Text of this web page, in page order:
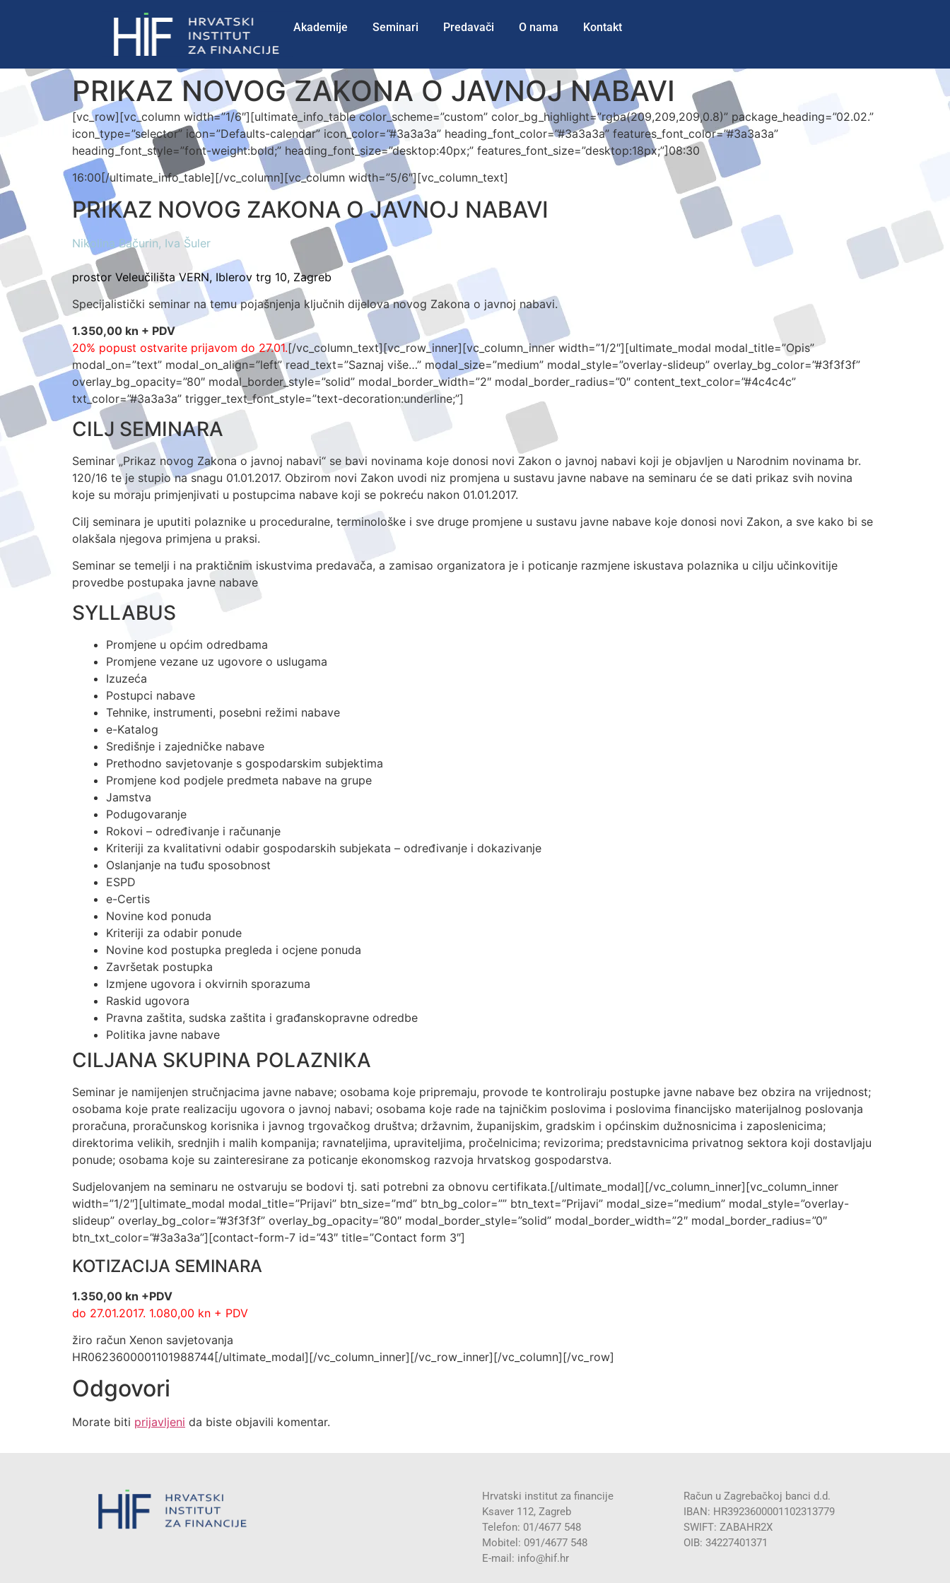
Akademije Seminari Predavači O nama Kontakt
PRIKAZ NOVOG ZAKONA O JAVNOJ NABAVI
[vc_row][vc_column width=”1/6″][ultimate_info_table color_scheme=”custom” color_bg_highlight=”rgba(209,209,209,0.8)” package_heading=”02.02.”
icon_type=”selector” icon=”Defaults-calendar” icon_color=”#3a3a3a” heading_font_color=”#3a3a3a” features_font_color=”#3a3a3a”
heading_font_style=”font-weight:bold;” heading_font_size=”desktop:40px;” features_font_size=”desktop:18px;”]08:30
16:00[/ultimate_info_table][/vc_column][vc_column width=”5/6″][vc_column_text]
PRIKAZ NOVOG ZAKONA O JAVNOJ NABAVI
Nikolina Bačurin, Iva Šuler
prostor Veleučilišta VERN, Iblerov trg 10, Zagreb
Specijalistički seminar na temu pojašnjenja ključnih dijelova novog Zakona o javnoj nabavi.
1.350,00 kn + PDV
20% popust ostvarite prijavom do 27.01.[/vc_column_text][vc_row_inner][vc_column_inner width=”1/2″][ultimate_modal modal_title=”Opis”
modal_on=”text” modal_on_align=”left” read_text=”Saznaj više…” modal_size=”medium” modal_style=”overlay-slideup” overlay_bg_color=”#3f3f3f”
overlay_bg_opacity=”80″ modal_border_style=”solid” modal_border_width=”2″ modal_border_radius=”0″ content_text_color=”#4c4c4c”
txt_color=”#3a3a3a” trigger_text_font_style=”text-decoration:underline;”]
CILJ SEMINARA
Seminar „Prikaz novog Zakona o javnoj nabavi“ se bavi novinama koje donosi novi Zakon o javnoj nabavi koji je objavljen u Narodnim novinama br.
120/16 te je stupio na snagu 01.01.2017. Obzirom novi Zakon uvodi niz promjena u sustavu javne nabave na seminaru će se dati prikaz svih novina
koje su moraju primjenjivati u postupcima nabave koji se pokreću nakon 01.01.2017.
Cilj seminara je uputiti polaznike u proceduralne, terminološke i sve druge promjene u sustavu javne nabave koje donosi novi Zakon, a sve kako bi se
olakšala njegova primjena u praksi.
Seminar se temelji i na praktičnim iskustvima predavača, a zamisao organizatora je i poticanje razmjene iskustava polaznika u cilju učinkovitije
provedbe postupaka javne nabave
SYLLABUS
Promjene u općim odredbama
Promjene vezane uz ugovore o uslugama
Izuzeća
Postupci nabave
Tehnike, instrumenti, posebni režimi nabave
e-Katalog
Središnje i zajedničke nabave
Prethodno savjetovanje s gospodarskim subjektima
Promjene kod podjele predmeta nabave na grupe
Jamstva
Podugovaranje
Rokovi – određivanje i računanje
Kriteriji za kvalitativni odabir gospodarskih subjekata – određivanje i dokazivanje
Oslanjanje na tuđu sposobnost
ESPD
e-Certis
Novine kod ponuda
Kriteriji za odabir ponude
Novine kod postupka pregleda i ocjene ponuda
Završetak postupka
Izmjene ugovora i okvirnih sporazuma
Raskid ugovora
Pravna zaštita, sudska zaštita i građanskopravne odredbe
Politika javne nabave
CILJANA SKUPINA POLAZNIKA
Seminar je namijenjen stručnjacima javne nabave; osobama koje pripremaju, provode te kontroliraju postupke javne nabave bez obzira na vrijednost;
osobama koje prate realizaciju ugovora o javnoj nabavi; osobama koje rade na tajničkim poslovima i poslovima financijsko materijalnog poslovanja
proračuna, proračunskog korisnika i javnog trgovačkog društva; državnim, županijskim, gradskim i općinskim dužnosnicima i zaposlenicima;
direktorima velikih, srednjih i malih kompanija; ravnateljima, upraviteljima, pročelnicima; revizorima; predstavnicima privatnog sektora koji dostavljaju
ponude; osobama koje su zainteresirane za poticanje ekonomskog razvoja hrvatskog gospodarstva.
Sudjelovanjem na seminaru ne ostvaruju se bodovi tj. sati potrebni za obnovu certifikata.[/ultimate_modal][/vc_column_inner][vc_column_inner
width=”1/2″][ultimate_modal modal_title=”Prijavi” btn_size=”md” btn_bg_color=”” btn_text=”Prijavi” modal_size=”medium” modal_style=”overlay-
slideup” overlay_bg_color=”#3f3f3f” overlay_bg_opacity=”80″ modal_border_style=”solid” modal_border_width=”2″ modal_border_radius=”0″
btn_txt_color=”#3a3a3a”][contact-form-7 id=”43″ title=”Contact form 3″]
KOTIZACIJA SEMINARA
1.350,00 kn +PDV
do 27.01.2017. 1.080,00 kn + PDV
žiro račun Xenon savjetovanja
HR0623600001101988744[/ultimate_modal][/vc_column_inner][/vc_row_inner][/vc_column][/vc_row]
Odgovori
Morate biti prijavljeni da biste objavili komentar.
Hrvatski institut za financije
Ksaver 112, Zagreb
Telefon: 01/4677 548
Mobitel: 091/4677 548
E-mail: info@hif.hr
Račun u Zagrebačkoj banci d.d.
IBAN: HR3923600001102313779
SWIFT: ZABAHR2X
OIB: 34227401371